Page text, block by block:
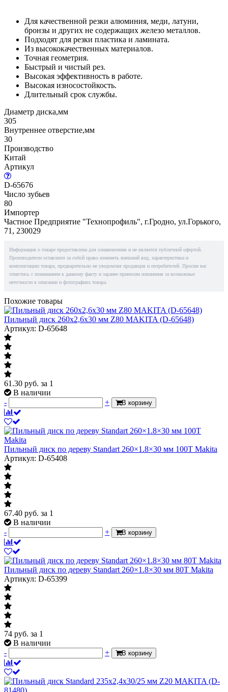
Для качественной резки алюминия, меди, латуни,
бронзы и других не содержащих железо металлов.
Подходят для резки пластика и ламината.
Из высококачественных материалов.
Точная геометрия.
Быстрый и чистый рез.
Высокая эффективность в работе.
Высокая износостойкость.
Длительный срок службы.
Диаметр диска,мм
305
Внутреннее отверстие,мм
30
Производство
Китай
Артикул
D-65676
Число зубьев
80
Импортер
Частное Предприятие "Технопрофиль", г.Гродно, ул.Горького,
71, 230029
Информация о товаре предоставлена для ознакомления и не является публичной офертой.
Производители оставляют за собой право изменять внешний вид, характеристики и
комплектацию товара, предварительно не уведомляя продавцов и потребителей. Просим вас
отнестись с пониманием к данному факту и заранее приносим извинения за возможные
неточности в описании и фотографиях товара.
Похожие товары
Пильный диск 260х2,6х30 мм Z80 MAKITA (D-65648)
Артикул: D-65648
61.30 руб. за 1
В наличии
-
+ В корзину
Пильный диск по дереву Standart 260×1.8×30 мм 100T Makita
Артикул: D-65408
67.40 руб. за 1
В наличии
-
+ В корзину
Пильный диск по дереву Standart 260×1.8×30 мм 80T Makita
Артикул: D-65399
74 руб. за 1
В наличии
-
+ В корзину